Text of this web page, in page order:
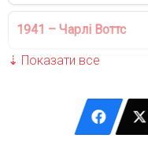
1941 – Чарлі Воттс
1937 – Роберта Флек